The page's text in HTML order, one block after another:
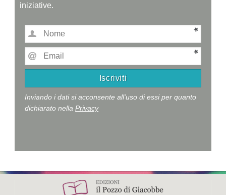
iniziative.
Inviando i dati si acconsente all'uso di essi per quanto
dichiarato nellaPrivacy